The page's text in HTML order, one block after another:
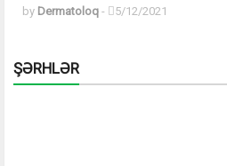
by Dermatoloq - 5/12/2021
ŞƏRHLƏR